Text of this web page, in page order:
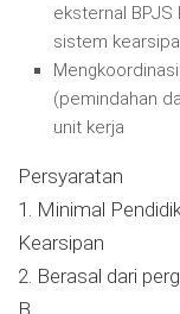
eksternal
sistem
(pemindahan
unit kerja
Persyaratan
1. Minimal
Kearsipan
2. Berasal dari
B